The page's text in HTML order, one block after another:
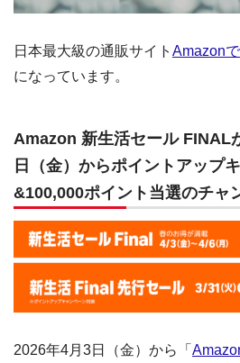
日本最大級の通販サイト Amazon
になっています。
Amazon 新生活セール FINAL
日（金）からポイントアップ
&100,000ポイント当選のチャ
2026年4月3日（金）から「